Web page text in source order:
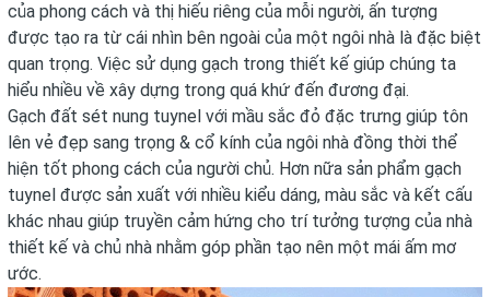
của phong cách và thị hiếu riêng của mỗi người, ấn tượng
được tạo ra từ cái nhìn bên ngoài của một ngôi nhà là đặc biệt
quan trọng. Việc sử dụng gạch trong thiết kế giúp chúng ta
hiểu nhiều về xây dựng trong quá khứ đến đương đại.
Gạch đất sét nung tuynel với mầu sắc đỏ đặc trưng giúp tôn
lên vẻ đẹp sang trọng & cổ kính của ngôi nhà đồng thời thể
hiện tốt phong cách của người chủ. Hơn nữa sản phẩm gạch
tuynel được sản xuất với nhiều kiểu dáng, màu sắc và kết cấu
khác nhau giúp truyền cảm hứng cho trí tưởng tượng của nhà
thiết kế và chủ nhà nhằm góp phần tạo nên một mái ấm mơ
ước.